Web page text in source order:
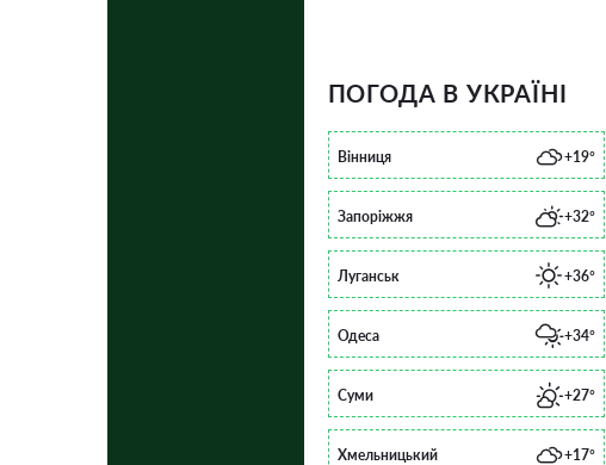
ПОГОДА В УКРАЇНІ
Вінниця +19°
Запоріжжя +32°
Луганськ +36°
Одеса +34°
Суми +27°
Хмельницький +17°